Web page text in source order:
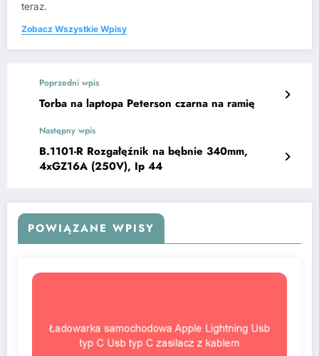
teraz.
Zobacz Wszystkie Wpisy
Poprzedni wpis
Torba na laptopa Peterson czarna na ramię
Następny wpis
B.1101-R Rozgałęźnik na bębnie 340mm,
4xGZ16A (250V), Ip 44
POWIĄZANE WPISY